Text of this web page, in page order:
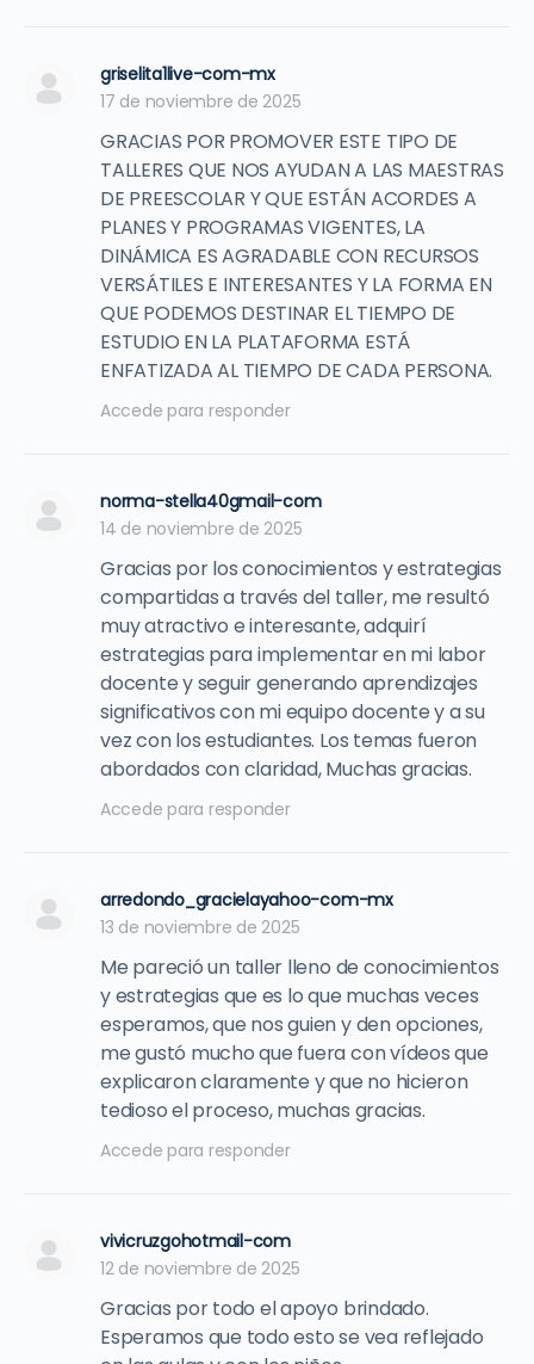
griselita1live-com-mx
17 de noviembre de 2025
GRACIAS POR PROMOVER ESTE TIPO DE
TALLERES QUE NOS AYUDAN A LAS MAESTRAS
DE PREESCOLAR Y QUE ESTÁN ACORDES A
PLANES Y PROGRAMAS VIGENTES, LA
DINÁMICA ES AGRADABLE CON RECURSOS
VERSÁTILES E INTERESANTES Y LA FORMA EN
QUE PODEMOS DESTINAR EL TIEMPO DE
ESTUDIO EN LA PLATAFORMA ESTÁ
ENFATIZADA AL TIEMPO DE CADA PERSONA.
Accede para responder
norma-stella40gmail-com
14 de noviembre de 2025
Gracias por los conocimientos y estrategias
compartidas a través del taller, me resultó
muy atractivo e interesante, adquirí
estrategias para implementar en mi labor
docente y seguir generando aprendizajes
significativos con mi equipo docente y a su
vez con los estudiantes. Los temas fueron
abordados con claridad, Muchas gracias.
Accede para responder
arredondo_gracielayahoo-com-mx
13 de noviembre de 2025
Me pareció un taller lleno de conocimientos
y estrategias que es lo que muchas veces
esperamos, que nos guien y den opciones,
me gustó mucho que fuera con vídeos que
explicaron claramente y que no hicieron
tedioso el proceso, muchas gracias.
Accede para responder
vivicruzgohotmail-com
12 de noviembre de 2025
Gracias por todo el apoyo brindado.
Esperamos que todo esto se vea reflejado